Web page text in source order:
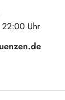
Uhr